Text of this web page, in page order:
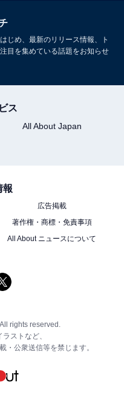
じめ、最新のリリース情報、ト
目を集めている話題をお知らせ
ス
All About Japan
報
広告掲載
著作権・商標・免責事項
All About ニュースについて
rights reserved.
ストなど、
・公衆送信等を禁じます。